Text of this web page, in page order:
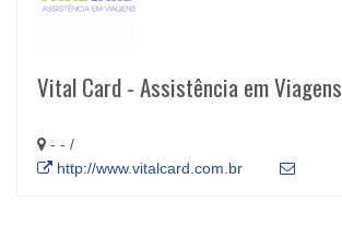
Vital Card - Assistência em Viagens
- - /
http://www.vitalcard.com.br